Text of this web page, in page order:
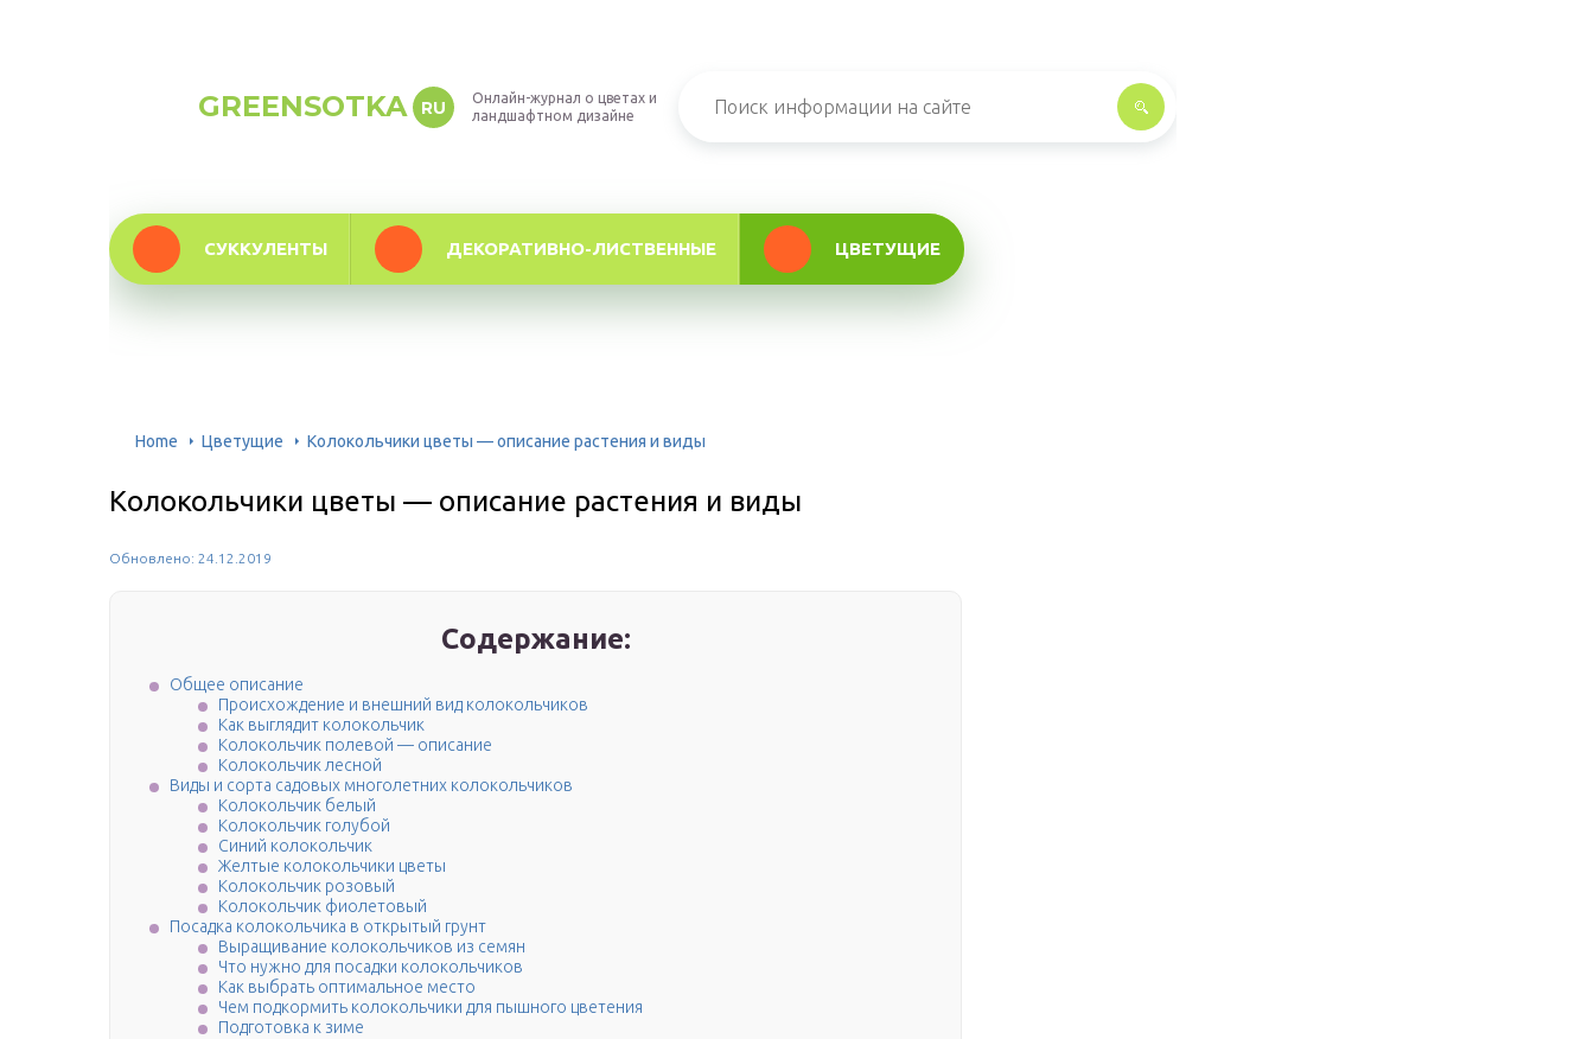
GREENSOTKA RU
Онлайн-журнал о цветах и
ландшафтном дизайне
СУККУЛЕНТЫ ДЕКОРАТИВНО-ЛИСТВЕННЫЕ ЦВЕТУЩИЕ
Home Цветущие Колокольчики цветы — описание растения и виды
Колокольчики цветы — описание растения и виды
Обновлено: 24.12.2019
Содержание:
Общее описание
Происхождение и внешний вид колокольчиков
Как выглядит колокольчик
Колокольчик полевой — описание
Колокольчик лесной
Виды и сорта садовых многолетних колокольчиков
Колокольчик белый
Колокольчик голубой
Синий колокольчик
Желтые колокольчики цветы
Колокольчик розовый
Колокольчик фиолетовый
Посадка колокольчика в открытый грунт
Выращивание колокольчиков из семян
Что нужно для посадки колокольчиков
Как выбрать оптимальное место
Чем подкормить колокольчики для пышного цветения
Подготовка к зиме